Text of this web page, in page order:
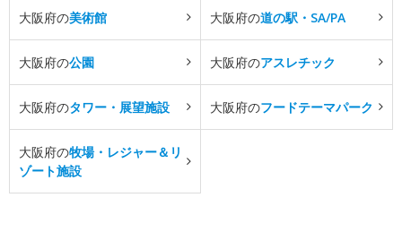
大阪府の美術館 大阪府の道の駅・SA/PA
大阪府の公園 大阪府のアスレチック
大阪府のタワー・展望施設 大阪府のフードテーマパーク
大阪府の牧場・レジャー＆リ
ゾート施設